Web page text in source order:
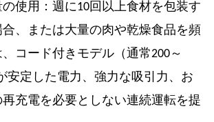
使用：週に10回以上食材を包装す
、または大量の肉や乾燥食品を頻
コード付きモデル（通常200～
安定した電力、強力な吸引力、お
充電を必要としない連続運転を提